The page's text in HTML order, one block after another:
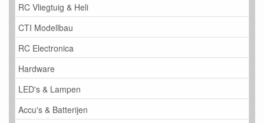
RC Vliegtuig & Heli
CTI Modellbau
RC Electronica
Hardware
LED's & Lampen
Accu's & Batterijen